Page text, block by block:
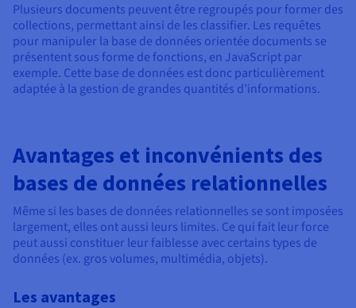
Plusieurs documents peuvent être regroupés pour former des
collections, permettant ainsi de les classifier. Les requêtes
pour manipuler la base de données orientée documents se
présentent sous forme de fonctions, en JavaScript par
exemple. Cette base de données est donc particulièrement
adaptée à la gestion de grandes quantités d’informations.
Avantages et inconvénients des
bases de données relationnelles
Même si les bases de données relationnelles se sont imposées
largement, elles ont aussi leurs limites. Ce qui fait leur force
peut aussi constituer leur faiblesse avec certains types de
données (ex. gros volumes, multimédia, objets).
Les avantages